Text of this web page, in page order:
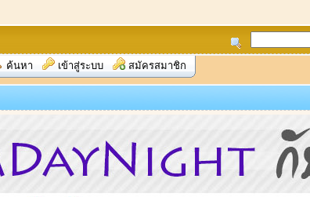
ค้นหา เข้าสู่ระบบ สมัครสมาชิก